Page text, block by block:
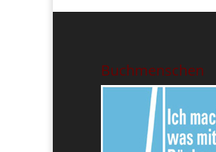
Buchmenschen